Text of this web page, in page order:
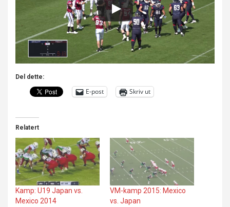
Del dette:
E-post Skriv ut
Relatert
Kamp: U19 Japan vs.
Mexico 2014
VM-kamp 2015: Mexico
vs. Japan